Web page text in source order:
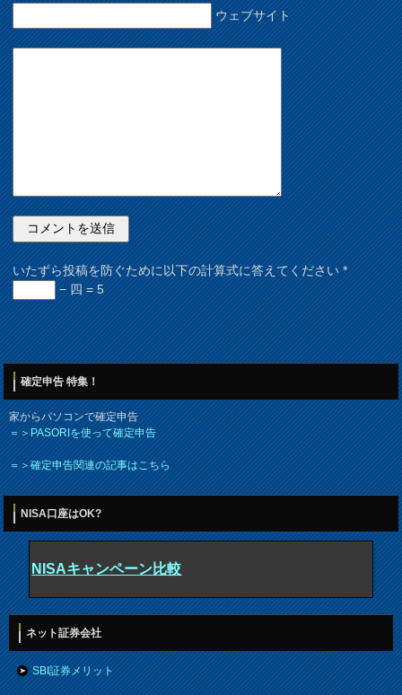
ウェブサイト
いたずら投稿を防ぐために以下の計算式に答えてください*
− 四 = 5
確定申告 特集！
家からパソコンで確定申告
＝＞PASORIを使って確定申告
＝＞確定申告関連の記事はこちら
NISA口座はOK?
NISAキャンペーン比較
ネット証券会社
SBI証券メリット